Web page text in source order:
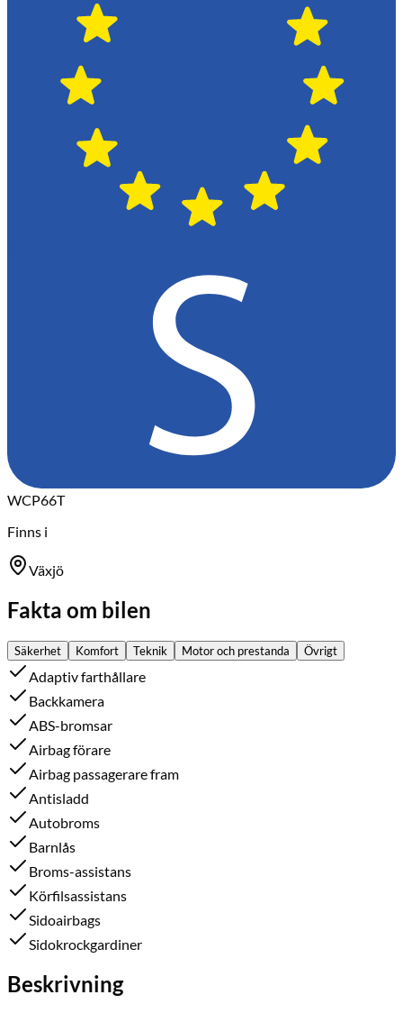
WCP66T
Finns i
Växjö
Fakta om bilen
Säkerhet Komfort Teknik Motor och prestanda Övrigt
Adaptiv farthållare
Backkamera
ABS-bromsar
Airbag förare
Airbag passagerare fram
Antisladd
Autobroms
Barnlås
Broms-assistans
Körfilsassistans
Sidoairbags
Sidokrockgardiner
Beskrivning